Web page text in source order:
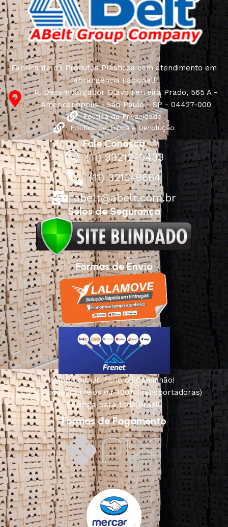
Fabricante de Produtos Plásticos com atendimento em
abrangência nacional!
R. Desembargador Olavo Ferreira Prado, 565 A -
Americanópolis - São Paulo - SP - 04427-000
Política de Privacidade
Política de Troca e Devolução
Fale Conosco
(11) 99212-0433
(11) 3213-9664
abelt@abelt.com.br
Selos de Segurança
Formas de Envio
Motoboy, Utilitário ou Caminhão!
(Lalamove, Correios ou 400+ Transportadoras)
Entrega para todo Brasil!
Formas de Pagamento